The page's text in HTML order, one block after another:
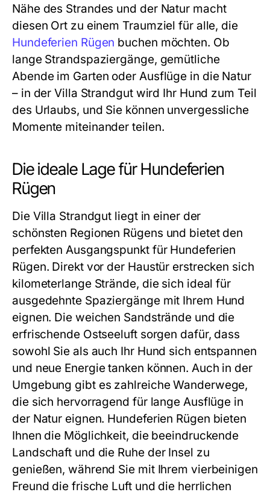
Nähe des Strandes und der Natur macht
diesen Ort zu einem Traumziel für alle, die
Hundeferien Rügen buchen möchten. Ob
lange Strandspaziergänge, gemütliche
Abende im Garten oder Ausflüge in die Natur
– in der Villa Strandgut wird Ihr Hund zum Teil
des Urlaubs, und Sie können unvergessliche
Momente miteinander teilen.
Die ideale Lage für Hundeferien
Rügen
Die Villa Strandgut liegt in einer der
schönsten Regionen Rügens und bietet den
perfekten Ausgangspunkt für Hundeferien
Rügen. Direkt vor der Haustür erstrecken sich
kilometerlange Strände, die sich ideal für
ausgedehnte Spaziergänge mit Ihrem Hund
eignen. Die weichen Sandstrände und die
erfrischende Ostseeluft sorgen dafür, dass
sowohl Sie als auch Ihr Hund sich entspannen
und neue Energie tanken können. Auch in der
Umgebung gibt es zahlreiche Wanderwege,
die sich hervorragend für lange Ausflüge in
der Natur eignen. Hundeferien Rügen bieten
Ihnen die Möglichkeit, die beeindruckende
Landschaft und die Ruhe der Insel zu
genießen, während Sie mit Ihrem vierbeinigen
Freund die frische Luft und die herrlichen